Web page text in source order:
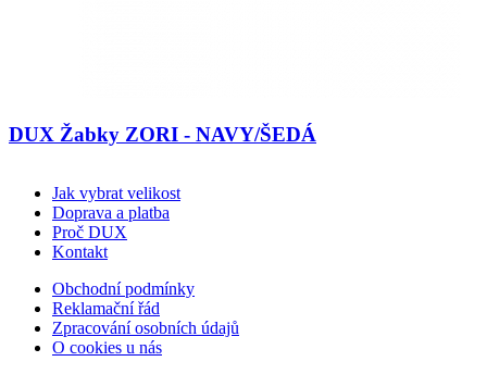
DUX Žabky ZORI - NAVY/ŠEDÁ
Jak vybrat velikost
Doprava a platba
Proč DUX
Kontakt
Obchodní podmínky
Reklamační řád
Zpracování osobních údajů
O cookies u nás